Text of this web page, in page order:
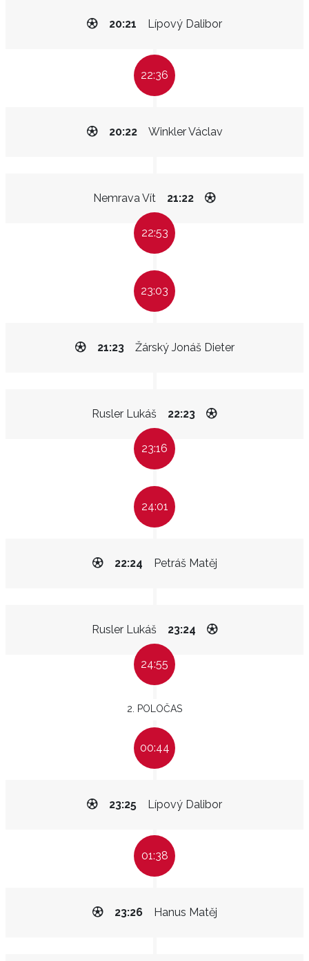
Lípový Dalibor
20:21
22:36
Winkler Václav
20:22
Nemrava Vít 21:22
22:53
23:03
Žárský Jonáš Dieter
21:23
Rusler Lukáš 22:23
23:16
24:01
Petráš Matěj
22:24
Rusler Lukáš 23:24
24:55
2. POLOČAS
00:44
Lípový Dalibor
23:25
01:38
Hanus Matěj
23:26